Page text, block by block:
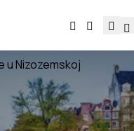
u Nizozemskoj